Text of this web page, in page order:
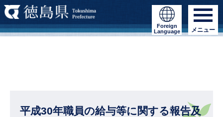
Foreign
Language
メニュー
平成30年職員の給与等に関する報告及